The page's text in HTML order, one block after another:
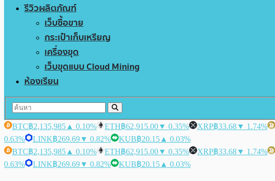
รีวิวผลิตภัณฑ์
เว็บซื้อขาย
กระเป๋าเก็บเหรียญ
เครื่องขุด
เว็บขุดแบบ Cloud Mining
ห้องเรียน
BTC฿2,135,985 ▲ 0.10% ETH฿62,915.00▼ 0.35% XRP฿33.68▼ 1.74%
0.63%
LINK฿269.69▼ 0.82% KUB฿20.15 ▲ 0.03%
BTC฿2,135,985 ▲ 0.10% ETH฿62,915.00▼ 0.35% XRP฿33.68▼ 1.74%
0.63%
LINK฿269.69▼ 0.82% KUB฿20.15 ▲ 0.03%